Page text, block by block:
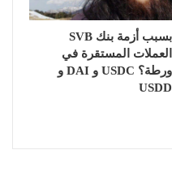
بسبب أزمة بنك SVB
العملات المستقرة في
ورطة؟ USDC و DAI و
USDD